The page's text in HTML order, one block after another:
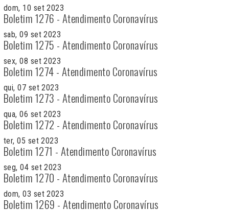
dom, 10 set 2023
Boletim 1276 - Atendimento Coronavírus
sab, 09 set 2023
Boletim 1275 - Atendimento Coronavírus
sex, 08 set 2023
Boletim 1274 - Atendimento Coronavírus
qui, 07 set 2023
Boletim 1273 - Atendimento Coronavírus
qua, 06 set 2023
Boletim 1272 - Atendimento Coronavírus
ter, 05 set 2023
Boletim 1271 - Atendimento Coronavírus
seg, 04 set 2023
Boletim 1270 - Atendimento Coronavírus
dom, 03 set 2023
Boletim 1269 - Atendimento Coronavírus